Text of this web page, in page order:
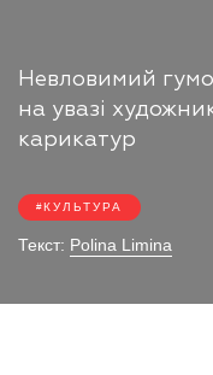
Невловимий
на увазі
карикатур
КУЛЬТУРА
Текст: Polina Limina